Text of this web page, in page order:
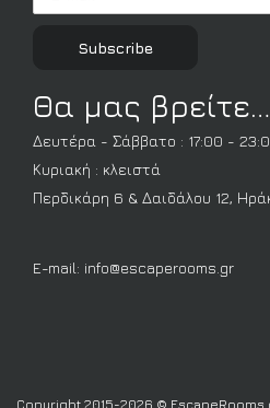
Θα μας βρείτε…
Δευτέρα - Σάββατο : 17:00 -
Κυριακή : κλειστά
Περδικάρη 6 & Δαιδάλου 12,
E-mail: info@escaperooms.gr
Copyright 2015-2026 ©